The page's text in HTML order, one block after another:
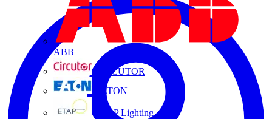
ABB
CIRCUTOR
EATON
ETAP Lighting